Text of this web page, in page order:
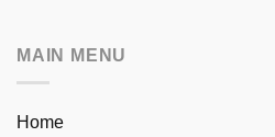
MAIN MENU
Home